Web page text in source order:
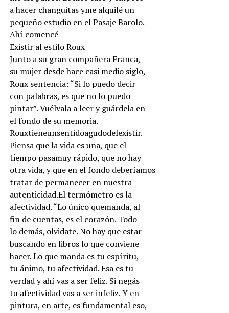
a hacer changuitas yme alquilé un
pequeño estudio en el Pasaje Barolo.
Ahí comencé
Existir al estilo Roux
Junto a su gran compañera Franca,
su mujer desde hace casi medio siglo,
Roux sentencia: “Si lo puedo decir
con palabras, es que no lo puedo
pintar”. Vuélvala a leer y guárdela en
el fondo de su memoria.
Rouxtieneunsentidoagudodelexistir.
Piensa que la vida es una, que el
tiempo pasamuy rápido, que no hay
otra vida, y que en el fondo deberíamos
tratar de permanecer en nuestra
autenticidad.El termómetro es la
afectividad. “Lo único quemanda, al
fin de cuentas, es el corazón. Todo
lo demás, olvidate. No hay que estar
buscando en libros lo que conviene
hacer. Lo que manda es tu espíritu,
tu ánimo, tu afectividad. Esa es tu
verdad y ahí vas a ser feliz. Si negás
tu afectividad vas a ser infeliz. Y en
pintura, en arte, es fundamental eso,